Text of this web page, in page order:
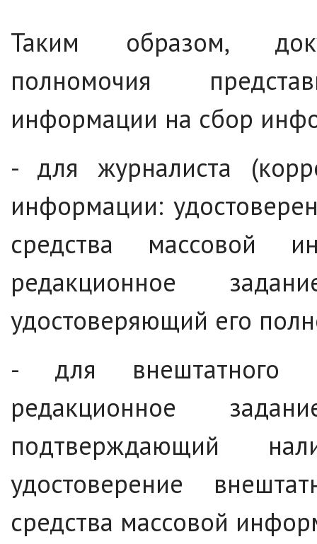
Таким образом,
полномочия
информации на сбор
- для журналиста
информации:
средства массовой
редакционное
удостоверяющий его
- для внештатного
редакционное
подтверждающий
удостоверение
средства массовой